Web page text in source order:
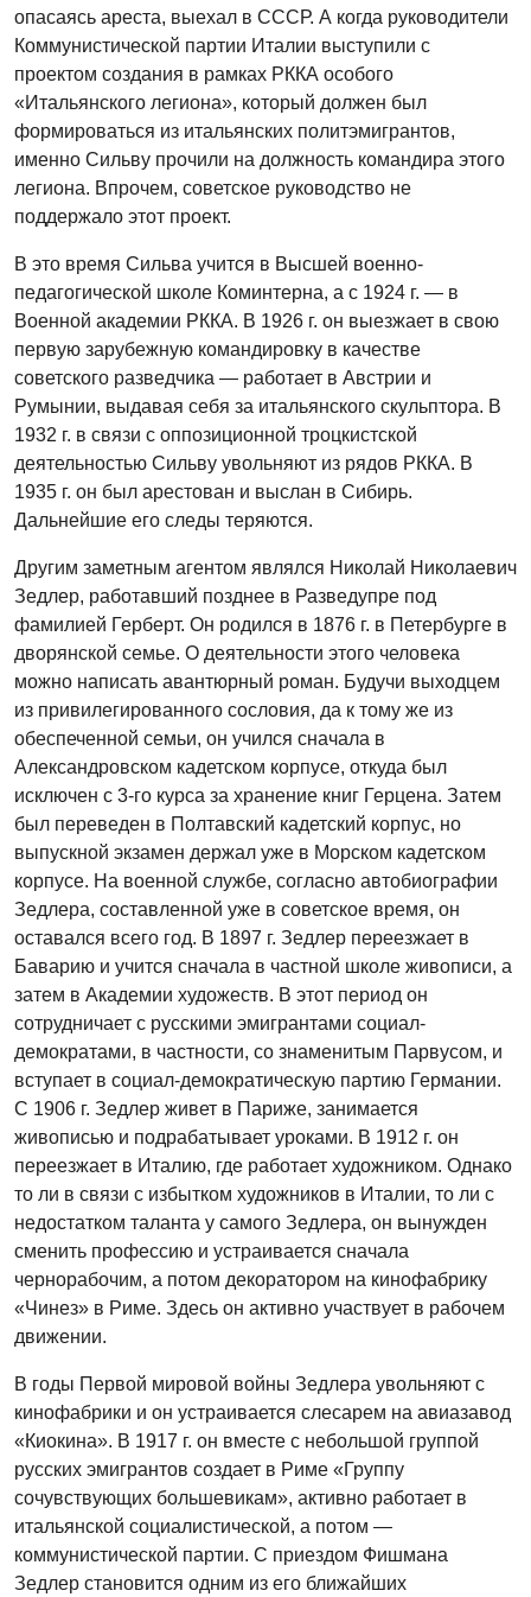
опасаясь ареста, выехал в СССР. А когда руководители
Коммунистической партии Италии выступили с
проектом создания в рамках РККА особого
«Итальянского легиона», который должен был
формироваться из итальянских политэмигрантов,
именно Сильву прочили на должность командира этого
легиона. Впрочем, советское руководство не
поддержало этот проект.
В это время Сильва учится в Высшей военно-
педагогической школе Коминтерна, а с 1924 г. — в
Военной академии РККА. В 1926 г. он выезжает в свою
первую зарубежную командировку в качестве
советского разведчика — работает в Австрии и
Румынии, выдавая себя за итальянского скульптора. В
1932 г. в связи с оппозиционной троцкистской
деятельностью Сильву увольняют из рядов РККА. В
1935 г. он был арестован и выслан в Сибирь.
Дальнейшие его следы теряются.
Другим заметным агентом являлся Николай Николаевич
Зедлер, работавший позднее в Разведупре под
фамилией Герберт. Он родился в 1876 г. в Петербурге в
дворянской семье. О деятельности этого человека
можно написать авантюрный роман. Будучи выходцем
из привилегированного сословия, да к тому же из
обеспеченной семьи, он учился сначала в
Александровском кадетском корпусе, откуда был
исключен с 3-го курса за хранение книг Герцена. Затем
был переведен в Полтавский кадетский корпус, но
выпускной экзамен держал уже в Морском кадетском
корпусе. На военной службе, согласно автобиографии
Зедлера, составленной уже в советское время, он
оставался всего год. В 1897 г. Зедлер переезжает в
Баварию и учится сначала в частной школе живописи, а
затем в Академии художеств. В этот период он
сотрудничает с русскими эмигрантами социал-
демократами, в частности, со знаменитым Парвусом, и
вступает в социал-демократическую партию Германии.
С 1906 г. Зедлер живет в Париже, занимается
живописью и подрабатывает уроками. В 1912 г. он
переезжает в Италию, где работает художником. Однако
то ли в связи с избытком художников в Италии, то ли с
недостатком таланта у самого Зедлера, он вынужден
сменить профессию и устраивается сначала
чернорабочим, а потом декоратором на кинофабрику
«Чинез» в Риме. Здесь он активно участвует в рабочем
движении.
В годы Первой мировой войны Зедлера увольняют с
кинофабрики и он устраивается слесарем на авиазавод
«Киокина». В 1917 г. он вместе с небольшой группой
русских эмигрантов создает в Риме «Группу
сочувствующих большевикам», активно работает в
итальянской социалистической, а потом —
коммунистической партии. С приездом Фишмана
Зедлер становится одним из его ближайших